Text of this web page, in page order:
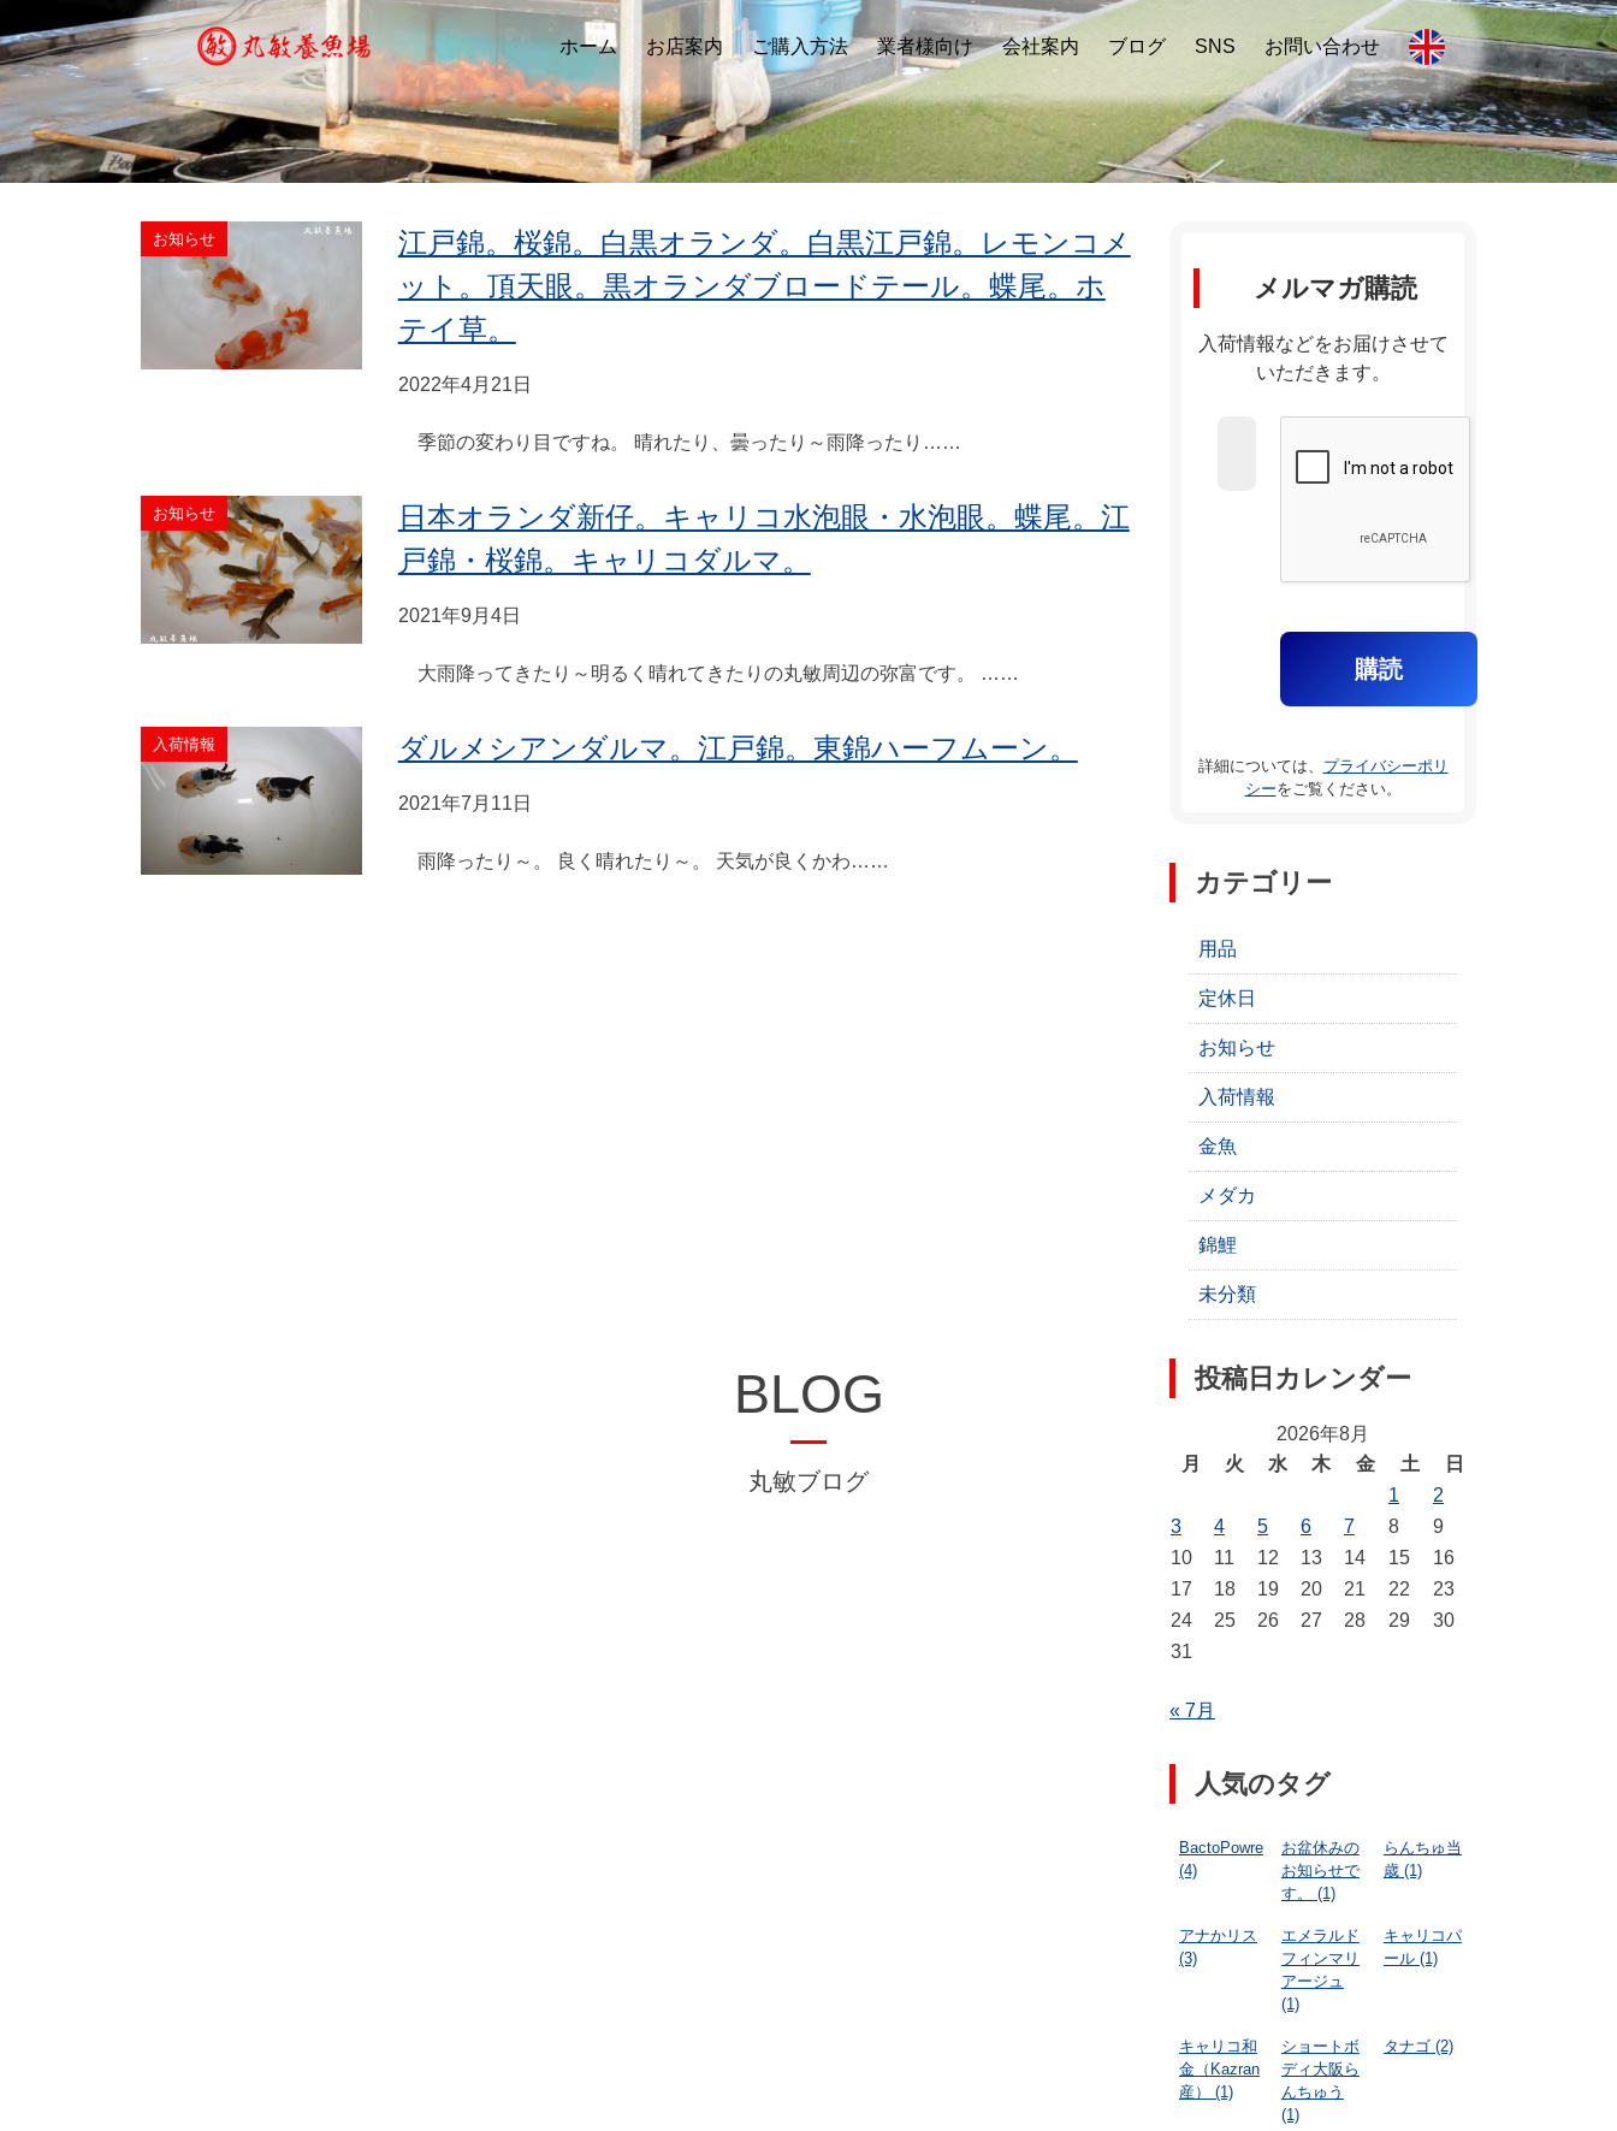
ホーム お店案内 ご購入方法 業者様向け 会社案内 ブログ SNS お問い合わせ
BLOG
丸敏ブログ
お知らせ
江戸錦。桜錦。白黒オランダ。白黒江戸錦。レモンコメ
ット。頂天眼。黒オランダブロードテール。蝶尾。ホ
テイ草。
2022年4月21日
季節の変わり目ですね。 晴れたり、曇ったり～雨降ったり……
お知らせ
日本オランダ新仔。キャリコ水泡眼・水泡眼。蝶尾。江
戸錦・桜錦。キャリコダルマ。
2021年9月4日
大雨降ってきたり～明るく晴れてきたりの丸敏周辺の弥富です。 ……
入荷情報 ダルメシアンダルマ。江戸錦。東錦ハーフムーン。
2021年7月11日
雨降ったり～。 良く晴れたり～。 天気が良くかわ……
メルマガ購読
入荷情報などをお届けさせて
いただきます。
詳細については、 プライバシーポリ
シーをご覧ください。
カテゴリー
用品
定休日
お知らせ
入荷情報
金魚
メダカ
錦鯉
未分類
投稿日カレンダー
2026年8月
月
火 水 木 金 土
日
1
2
3
4 5 6 7 8
9
10
11 12 13 14 15
16
17
18 19 20 21 22
23
24
25 26 27 28 29
30
31
« 7月
人気のタグ
BactoPowre
(4)
お盆休みの
お知らせで
す。
(1)
らんちゅ当
歳(1)
アナかリス
(3)
エメラルド
フィンマリ
アージュ
(1)
キャリコパ
ール(1)
キャリコ和
金（Kazran
産）
(1)
ショートボ
ディ大阪ら
んちゅう
(1)
タナゴ(2)